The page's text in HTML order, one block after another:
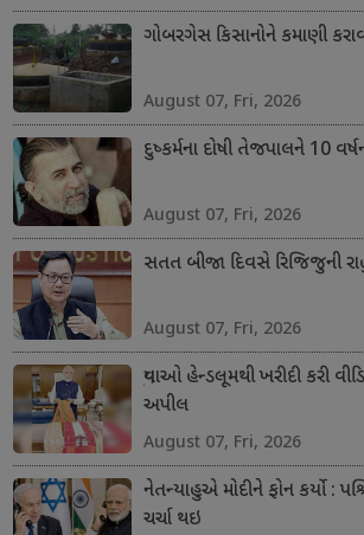
ગોબરગેસ કિસાનોને કમાણી
August 07, Fri, 2026
દુષ્કર્મના દોષી તેજપાલને 10
August 07, Fri, 2026
સતત બીજા દિવસે રિજિજુની
August 07, Fri, 2026
યુવાઓ હેન્ડલૂમથી ખરીદી કરી
અપીલ
August 07, Fri, 2026
નેતન્યાહુએ મોદીને ફોન કર્યો :
ચર્ચા થઇ